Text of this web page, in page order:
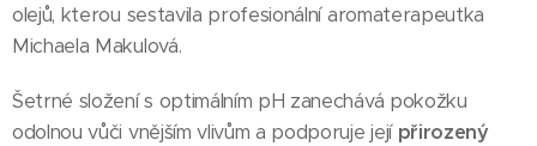
olejů, kterou sestavila profesionální aromaterapeutka
Michaela Makulová.
Šetrné složení s optimálním pH zanechává pokožku
odolnou vůči vnějším vlivům a podporuje její přirozený